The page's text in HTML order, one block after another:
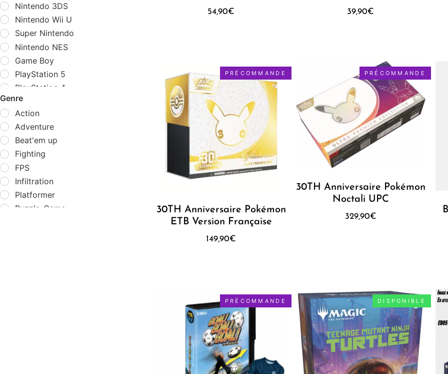
Nintendo 3DS
Nintendo Wii U
Super Nintendo
Nintendo NES
Game Boy
PlayStation 5
PlayStation 4
PlayStation 2
PSP
Xbox One
PC-Engine CD
Dreamcast PAL
Dreamcast US-JPN
Mega Drive
Genesis
Neo Geo AES
Genre
Action
Adventure
Beat'em up
Fighting
FPS
Infiltration
Platformer
Puzzle-Game
54,90€ 39,90€
PRÉCOMMANDE
30TH Anniversaire Pokémon
ETB Version Française
149,90€
PRÉCOMMANDE
30TH Anniversaire Pokémon
Noctali UPC
329,90€
PRÉCOMMANDE DISPONIBLE